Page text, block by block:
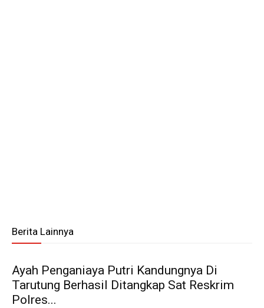
Berita Lainnya
Ayah Penganiaya Putri Kandungnya Di
Tarutung Berhasil Ditangkap Sat Reskrim
Polres...